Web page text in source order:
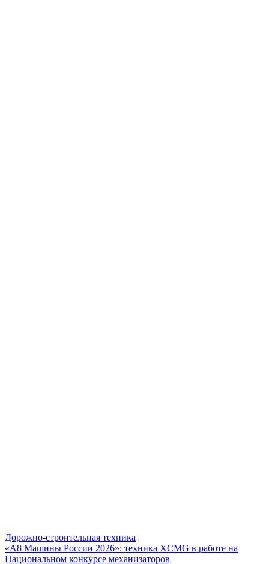
Дорожно-строительная техника
«А8 Машины России 2026»: техника XCMG в работе на
Национальном конкурсе механизаторов